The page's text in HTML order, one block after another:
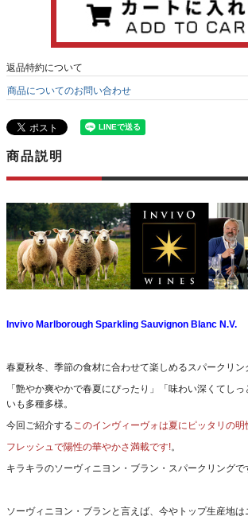
返品特約について
商品についてのお問い合わせ
商品説明
Invivo Marlborough Sparkling Sauvignon Blanc N.V.
春夏秋冬、季節の食材に合わせて楽しめるスパークリン
「艶やか爽やかで春夏にぴったり」「味わい深くてし
いも多種多様。
今回ご紹介するこのインヴィーヴォは夏にピッタリの明
フレッシュで陽性の華やかさ満載です!。
キラキラのソーヴィニヨン・ブラン・スパークリングで
ソーヴィニヨン・ブランと言えば、今やトップ生産地